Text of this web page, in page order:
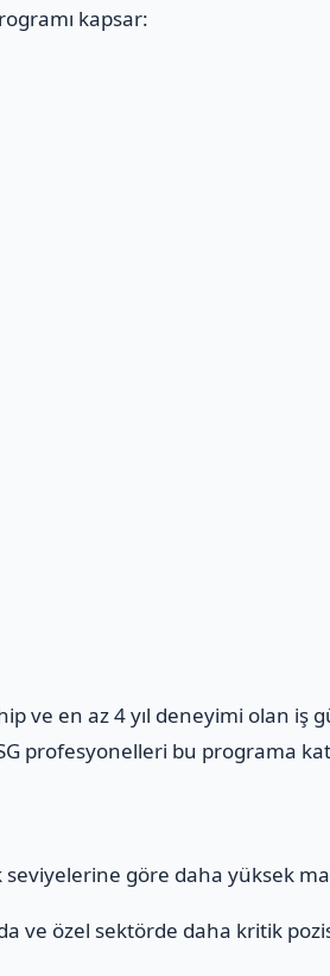
kapsar:
ve en az 4 yıl deneyimi olan
profesyonelleri bu programa
seviyelerine göre daha yüksek
ve özel sektörde daha kritik